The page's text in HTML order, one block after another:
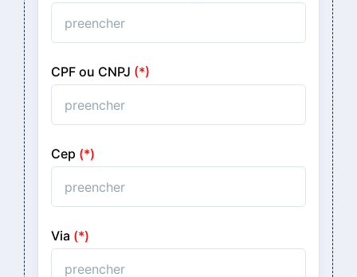
CPF ou CNPJ (*)
Cep (*)
Via (*)